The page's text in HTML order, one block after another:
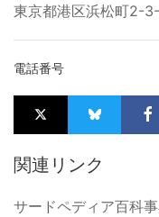
東京都港区浜松町2-
電話番号
関連リンク
サードペディア百科